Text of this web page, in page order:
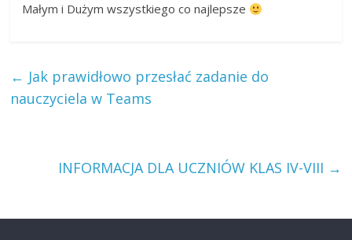
Małym i Dużym wszystkiego co najlepsze
← Jak prawidłowo przesłać zadanie do
nauczyciela w Teams
INFORMACJA DLA UCZNIÓW KLAS IV-VIII →